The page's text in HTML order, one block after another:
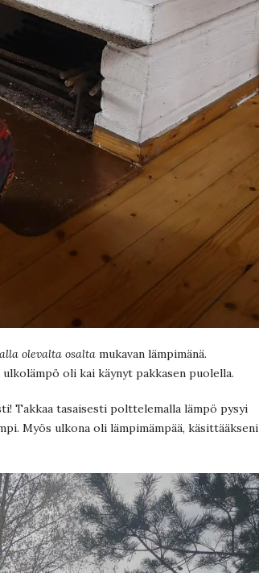
olevalta osalta mukavan lämpimänä.
oli kai käynyt pakkasen puolella.
Takkaa tasaisesti polttelemalla lämpö pysyi
Myös ulkona oli lämpimämpää, käsittääkseni